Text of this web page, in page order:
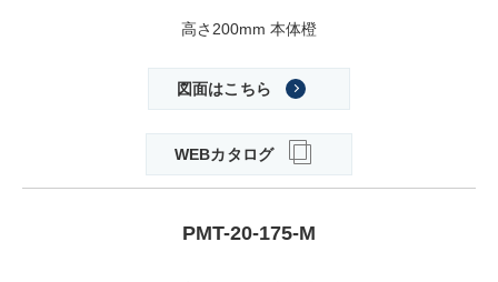
高さ200mm 本体橙
図面はこちら
WEBカタログ
PMT-20-175-M